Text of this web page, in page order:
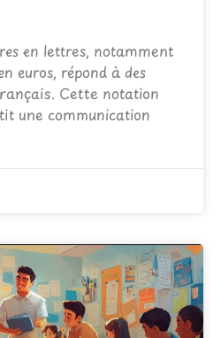
en lettres, notamment
euros, répond à des
Cette notation
une communication